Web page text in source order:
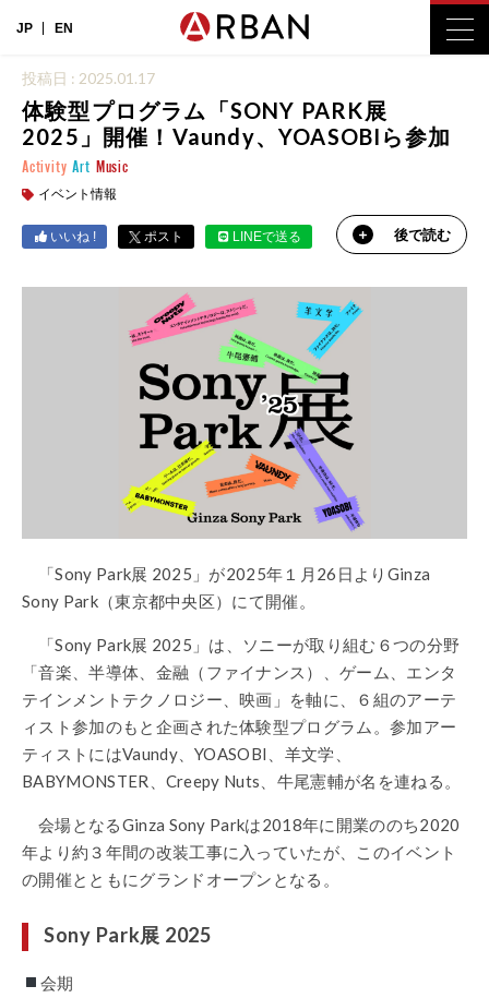
JP EN
投稿日 : 2025.01.17
体験型プログラム「SONY PARK展
2025」開催！Vaundy、YOASOBIら参加
Activity Art Music
イベント情報
いいね ! ポスト LINEで送る 後で読む
「Sony Park展 2025」が2025年１月26日よりGinza
Sony Park（東京都中央区）にて開催。
「Sony Park展 2025」は、ソニーが取り組む６つの分野
「音楽、半導体、金融（ファイナンス）、ゲーム、エンタ
テインメントテクノロジー、映画」を軸に、６組のアーテ
ィスト参加のもと企画された体験型プログラム。参加アー
ティストにはVaundy、YOASOBI、羊文学、
BABYMONSTER、Creepy Nuts、牛尾憲輔が名を連ねる。
会場となるGinza Sony Parkは2018年に開業ののち2020
年より約３年間の改装工事に入っていたが、このイベント
の開催とともにグランドオープンとなる。
Sony Park展 2025
会期